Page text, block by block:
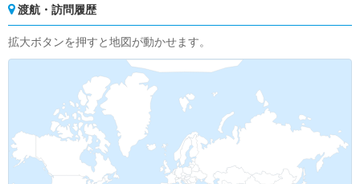
渡航・訪問履歴
拡大ボタンを押すと地図が動かせます。